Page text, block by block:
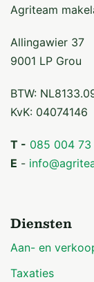
Agriteam
Allingawier 37
9001 LP Grou
BTW:
KvK: 04074146
T - 085 004 73
E -
Diensten
Aan- en
Taxaties